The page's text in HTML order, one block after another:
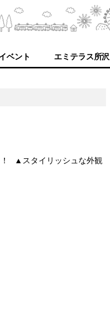
ベント エミテラス所沢
！ ▲スタイリッシュな外観